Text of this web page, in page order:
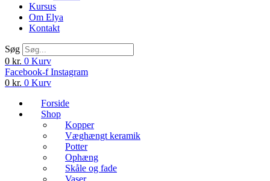
Kursus
Om Elya
Kontakt
Søg
0 kr. 0 Kurv
Facebook-f Instagram
0 kr. 0 Kurv
Forside
Shop
Kopper
Væghængt keramik
Potter
Ophæng
Skåle og fade
Vaser